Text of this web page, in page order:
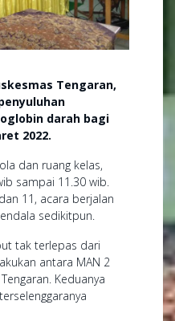
Tengaran,
darah bagi
2022.
dan ruang kelas,
sampai 11.30 wib.
11, acara berjalan
sedikitpun.
tak terlepas dari
antara MAN 2
Keduanya